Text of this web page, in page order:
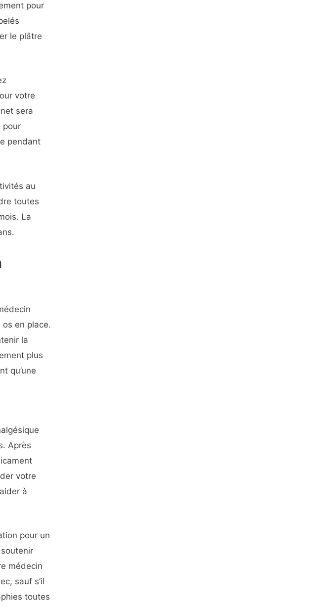
pour
le plâtre
votre
sera
pour
pendant
au
toutes
La
en place.
la
plus
qu’une
Après
votre
à
pour un
médecin
sauf s’il
toutes